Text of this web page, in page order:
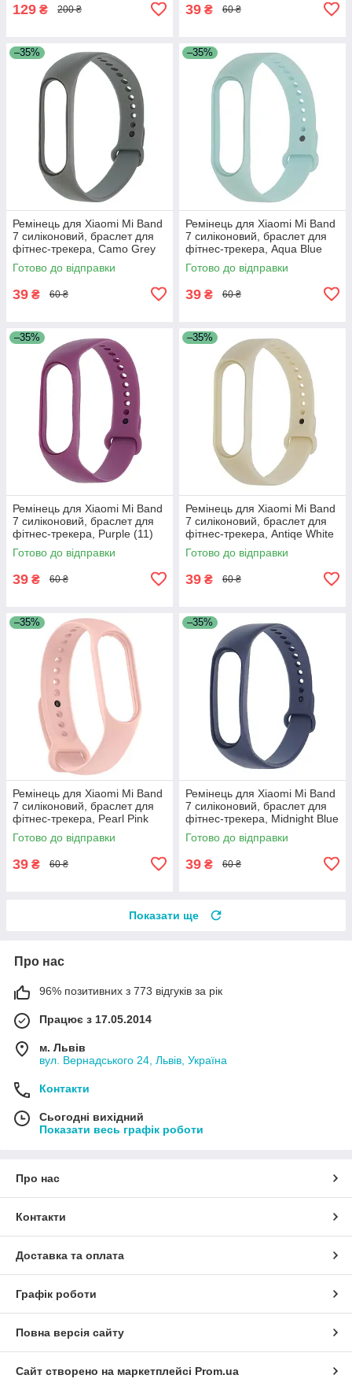
129 ₴ 200 ₴ 39 ₴ 60 ₴
–35%
Ремінець для Xiaomi Mi Band
7 силіконовий, браслет для
фітнес-трекера, Camo Grey
(13)
Готово до відправки
39 ₴ 60 ₴
–35%
Ремінець для Xiaomi Mi Band
7 силіконовий, браслет для
фітнес-трекера, Aqua Blue
(12)
Готово до відправки
39 ₴ 60 ₴
–35%
Ремінець для Xiaomi Mi Band
7 силіконовий, браслет для
фітнес-трекера, Purple (11)
Готово до відправки
39 ₴ 60 ₴
–35%
Ремінець для Xiaomi Mi Band
7 силіконовий, браслет для
фітнес-трекера, Antiqe White
(1)
Готово до відправки
39 ₴ 60 ₴
–35%
Ремінець для Xiaomi Mi Band
7 силіконовий, браслет для
фітнес-трекера, Pearl Pink
(34-35)
Готово до відправки
39 ₴ 60 ₴
–35%
Ремінець для Xiaomi Mi Band
7 силіконовий, браслет для
фітнес-трекера, Midnight Blue
(33)
Готово до відправки
39 ₴ 60 ₴
Показати ще
Про нас
96% позитивних з 773 відгуків за рік
Працює з 17.05.2014
м. Львів
вул. Вернадського 24, Львів, Україна
Контакти
Сьогодні вихідний
Показати весь графік роботи
Про нас
Контакти
Доставка та оплата
Графік роботи
Повна версія сайту
Сайт створено на маркетплейсі Prom.ua